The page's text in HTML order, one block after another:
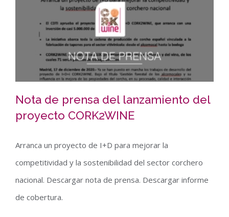
Nota de prensa del lanzamiento del
proyecto CORK2WINE
Nota de prensa del lanzamiento del
proyecto CORK2WINE
Arranca un proyecto de I+D para mejorar la
competitividad y la sostenibilidad del sector corchero
nacional. Descargar nota de prensa. Descargar informe
de cobertura.